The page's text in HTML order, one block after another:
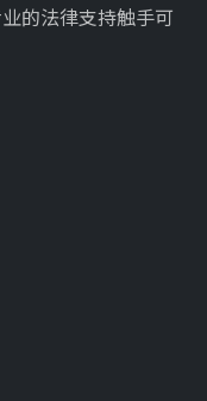
的法律支持触手可